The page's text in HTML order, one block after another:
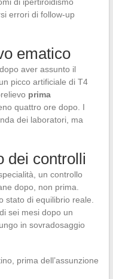
di ipertiroidismo
errori di follow-up
ematico
aver assunto il
picco artificiale di T4
prima
quattro ore dopo. I
dei laboratori, ma
dei controlli
un controllo
dopo, non prima.
stato di equilibrio reale.
sei mesi dopo un
in sovradosaggio
prima dell’assunzione